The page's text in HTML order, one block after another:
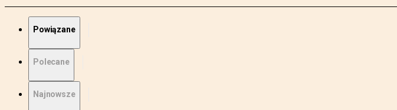
Powiązane
Polecane
Najnowsze